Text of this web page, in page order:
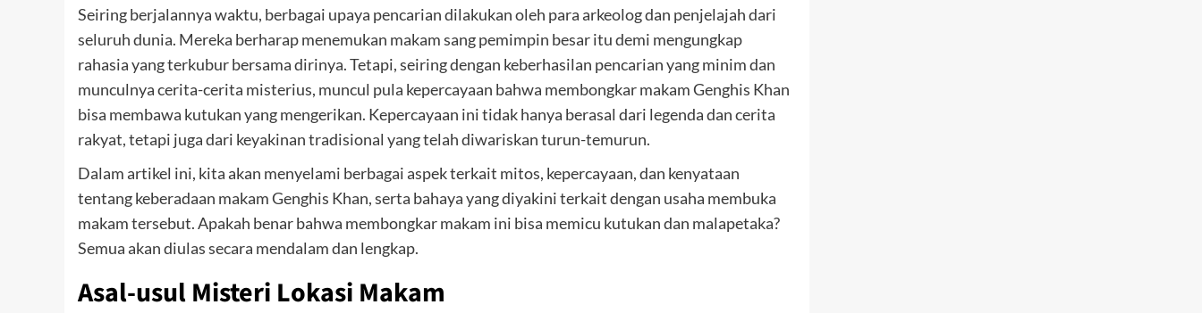
Seiring berjalannya waktu, berbagai upaya pencarian dilakukan oleh para arkeolog dan penjelajah dari
seluruh dunia. Mereka berharap menemukan makam sang pemimpin besar itu demi mengungkap
rahasia yang terkubur bersama dirinya. Tetapi, seiring dengan keberhasilan pencarian yang minim dan
munculnya cerita-cerita misterius, muncul pula kepercayaan bahwa membongkar makam Genghis Khan
bisa membawa kutukan yang mengerikan. Kepercayaan ini tidak hanya berasal dari legenda dan cerita
rakyat, tetapi juga dari keyakinan tradisional yang telah diwariskan turun-temurun.
Dalam artikel ini, kita akan menyelami berbagai aspek terkait mitos, kepercayaan, dan kenyataan
tentang keberadaan makam Genghis Khan, serta bahaya yang diyakini terkait dengan usaha membuka
makam tersebut. Apakah benar bahwa membongkar makam ini bisa memicu kutukan dan malapetaka?
Semua akan diulas secara mendalam dan lengkap.
Asal-usul Misteri Lokasi Makam